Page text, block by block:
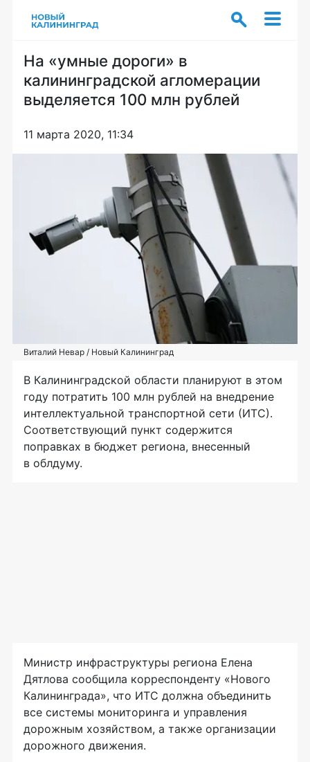
На «умные дороги» в
калининградской агломерации
выделяется 100 млн рублей
11 марта 2020, 11:34
Виталий Невар / Новый Калининград
В Калининградской области планируют в этом
году потратить 100 млн рублей на внедрение
интеллектуальной транспортной сети (ИТС).
Соответствующий пункт содержится
поправках в бюджет региона, внесенный
в облдуму.
Министр инфраструктуры региона Елена
Дятлова сообщила корреспонденту «Нового
Калининграда», что ИТС должна объединить
все системы мониторинга и управления
дорожным хозяйством, а также организации
дорожного движения.